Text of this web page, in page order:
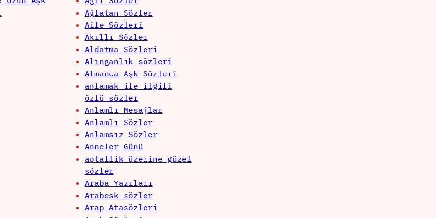
Ağlatan Sözler
Aile Sözleri
Akıllı Sözler
Aldatma Sözleri
Alınganlık sözleri
Almanca Aşk Sözleri
anlamak ile ilgili
özlü sözler
Anlamlı Mesajlar
Anlamlı Sözler
Anlamsız Sözler
Anneler Günü
aptallik üzerine güzel
sözler
Araba Yazıları
Arabesk sözler
Arap Atasözleri